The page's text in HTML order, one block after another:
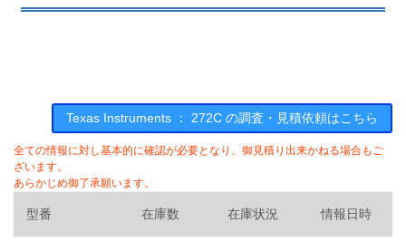
Texas Instruments ： 272C の調査・見積依頼はこちら
全ての情報に対し基本的に確認が必要となり、御見積り出来かねる場合もご
ざいます。
あらかじめ御了承願います。
型番 在庫数 在庫状況 情報日時